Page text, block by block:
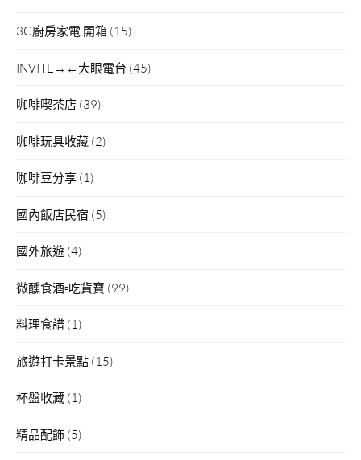
3C廚房家電 開箱 (15)
INVITE→←大眼電台 (45)
咖啡喫茶店 (39)
咖啡玩具收藏 (2)
咖啡豆分享 (1)
國內飯店民宿 (5)
國外旅遊 (4)
微醺食酒▫吃貨寶 (99)
料理食譜 (1)
旅遊打卡景點 (15)
杯盤收藏 (1)
精品配飾 (5)